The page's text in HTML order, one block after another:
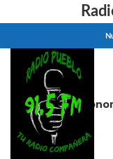
Home
Salarios y
cobrarán en junio